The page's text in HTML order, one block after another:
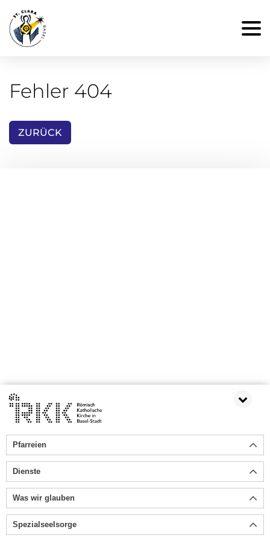
Fehler 404
ZURÜCK
Pfarreien
Dienste
Was wir glauben
Spezialseelsorge